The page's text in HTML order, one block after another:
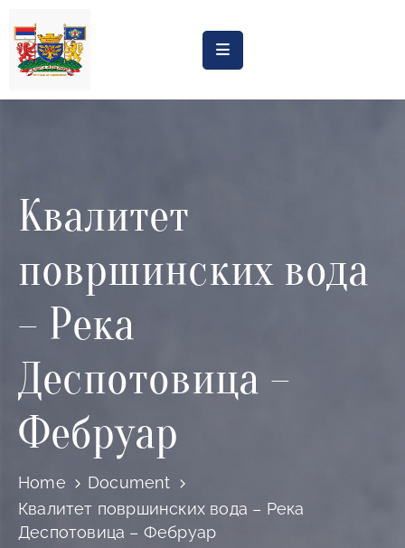
Насловна
Процена
утицаја
Регистри
Катастар
дивљих
Планови
програми
Мониторнинг
Заштита
природе
Квалитет
површинских вода
– Река
Деспотовица –
Фебруар
Home
Document
Квалитет површинских вода – Река
Деспотовица – Фебруар